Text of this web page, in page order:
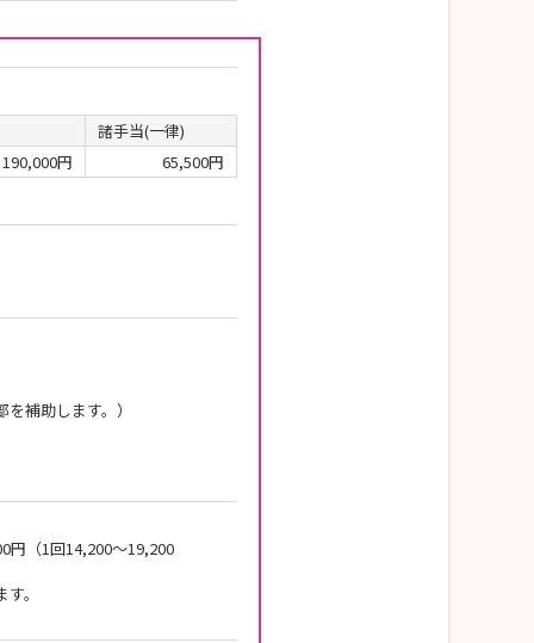
諸手当(一律)
190,000円
65,500円
補助します。）
（1回14,200～19,200
。